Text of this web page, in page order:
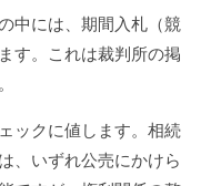
中には、期間入札（競
す。これは裁判所の掲
ックに値します。相続
、いずれ公売にかけら